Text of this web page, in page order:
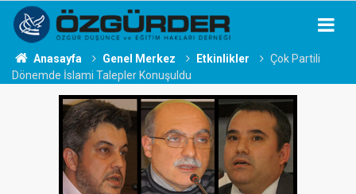
Anasayfa Genel Merkez Etkinlikler
Çok Partili
Dönemde İslami Talepler Konuşuldu